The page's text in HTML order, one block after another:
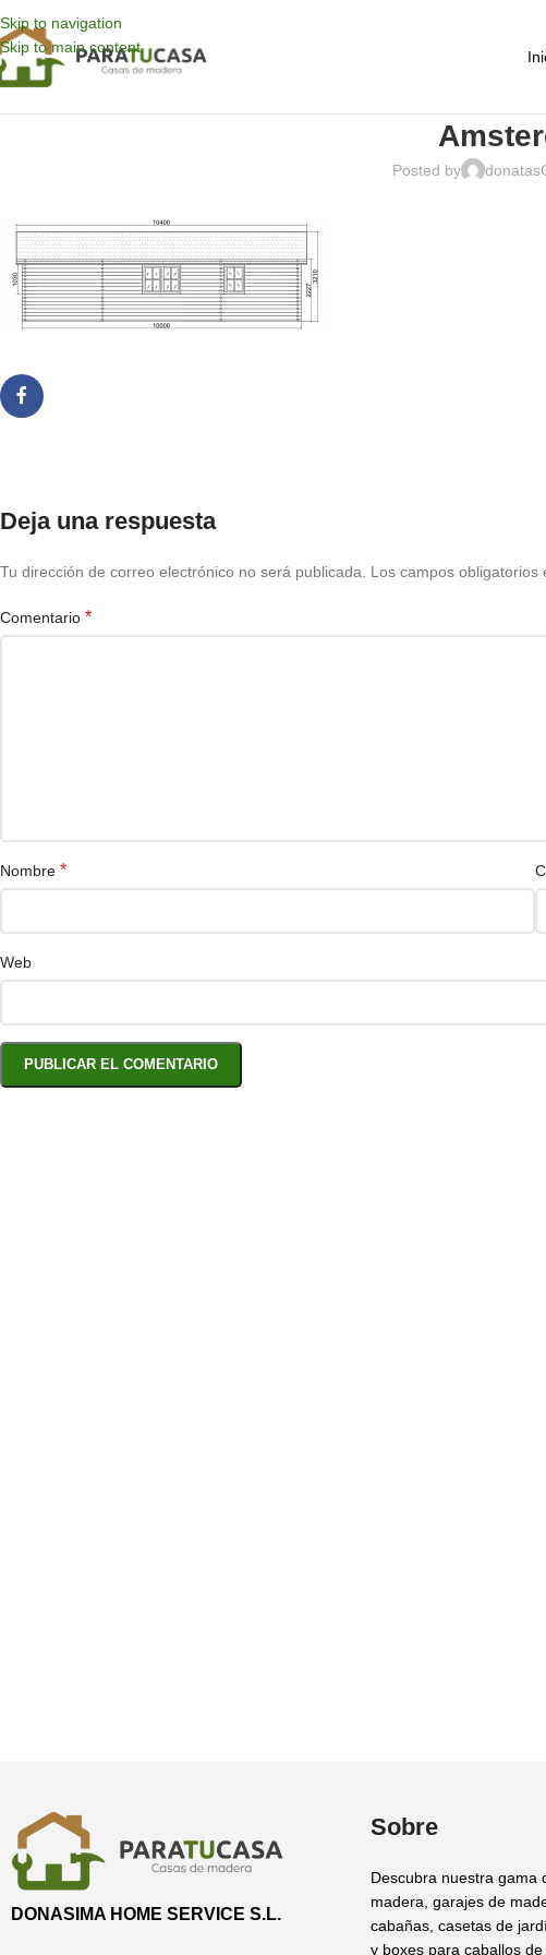
Skip to navigation
Skip to main content
Posted by donatas
Deja una respuesta
Tu dirección de correo electrónico no será publicada. Los campos obligatorios
Comentario *
Nombre *
Web
DONASIMA HOME SERVICE S.L.
Sobre
Descubra nuestra gama
madera, garajes de
cabañas, casetas de
y boxes para caballos